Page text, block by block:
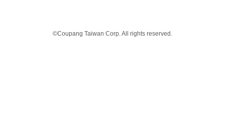
©Coupang Taiwan Corp. All rights reserved.